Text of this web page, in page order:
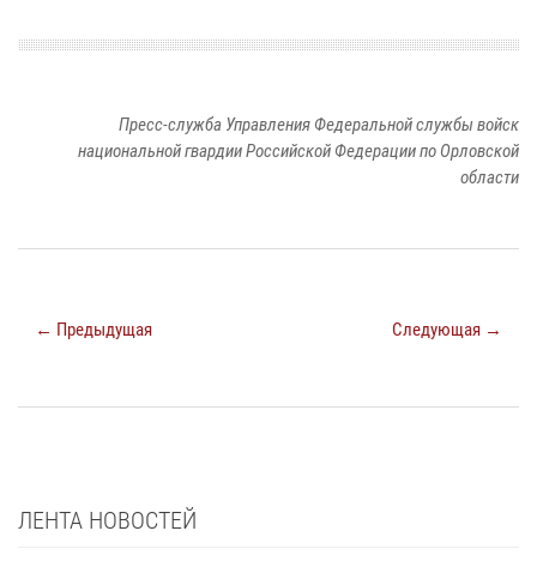
Пресс-служба Управления Федеральной службы войск
национальной гвардии Российской Федерации по Орловской
области
← Предыдущая Следующая →
ЛЕНТА НОВОСТЕЙ